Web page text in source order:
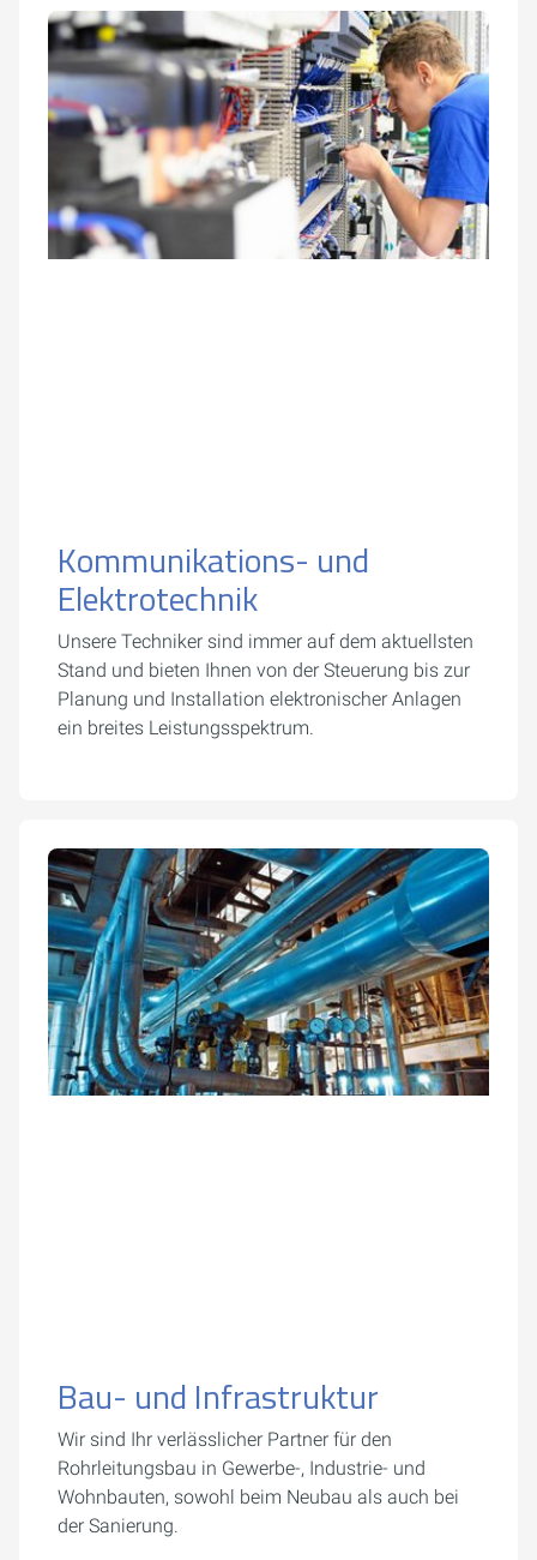
Kommunikations- und
Elektrotechnik
Unsere Techniker sind immer auf dem aktuellsten
Stand und bieten Ihnen von der Steuerung bis zur
Planung und Installation elektronischer Anlagen
ein breites Leistungsspektrum.
Bau- und Infrastruktur
Wir sind Ihr verlässlicher Partner für den
Rohrleitungsbau in Gewerbe-, Industrie- und
Wohnbauten, sowohl beim Neubau als auch bei
der Sanierung.